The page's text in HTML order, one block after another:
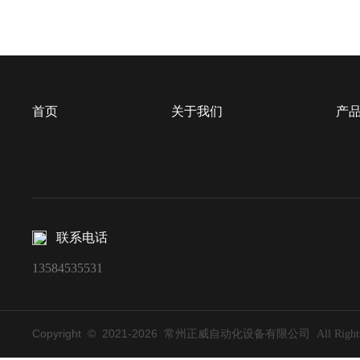
首页 关于我们 产
联系电话
13584535531
Copyright © 2021-2026 常州正威自动化设备有限公司 All